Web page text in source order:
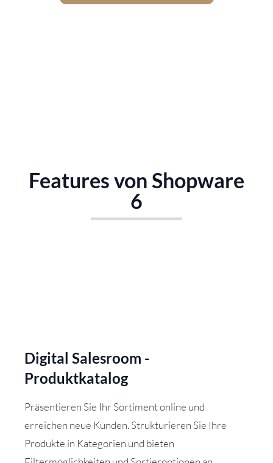
Features von Shopware
6
Digital Salesroom -
Produktkatalog
Präsentieren Sie Ihr Sortiment online und
erreichen neue Kunden. Strukturieren Sie Ihre
Produkte in Kategorien und bieten